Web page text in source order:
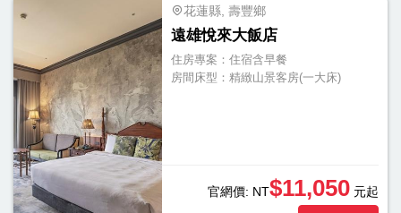
花蓮縣, 壽豐鄉
遠雄悅來大飯店
住房專案： 住宿含早餐
房間床型： 精緻山景客房(一大床)
官網價: NT$11,050 元起